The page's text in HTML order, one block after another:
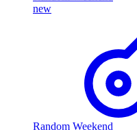
new
Random Weekend